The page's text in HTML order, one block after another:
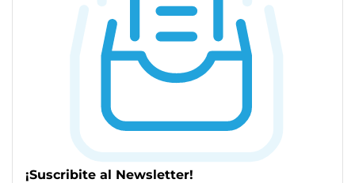
¡Suscribite al Newsletter!